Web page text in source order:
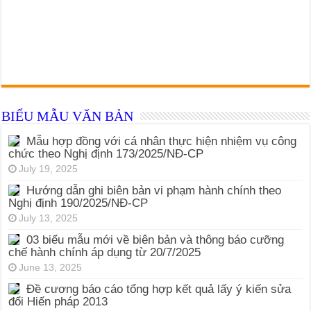
BIỂU MẪU VĂN BẢN
Mẫu hợp đồng với cá nhân thực hiện nhiệm vụ công
chức theo Nghị định 173/2025/NĐ-CP
July 19, 2025
Hướng dẫn ghi biên bản vi phạm hành chính theo
Nghị định 190/2025/NĐ-CP
July 13, 2025
03 biểu mẫu mới về biên bản và thông báo cưỡng
chế hành chính áp dụng từ 20/7/2025
June 13, 2025
Đề cương báo cáo tổng hợp kết quả lấy ý kiến sửa
đổi Hiến pháp 2013